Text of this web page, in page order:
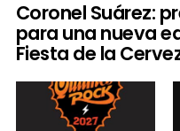
Coronel Suárez:
para una nueva
Fiesta de la